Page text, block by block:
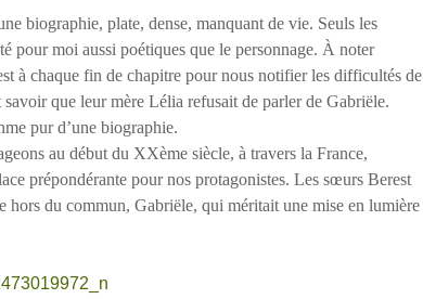
biographie, plate, dense, manquant de vie. Seuls les
pour moi aussi poétiques que le personnage. À noter
à chaque fin de chapitre pour nous notifier les difficultés de
que leur mère Lélia refusait de parler de Gabriële.
pur d’une biographie.
au début du XXème siècle, à travers la France,
prépondérante pour nos protagonistes. Les sœurs Berest
hors du commun, Gabriële, qui méritait une mise en lumière